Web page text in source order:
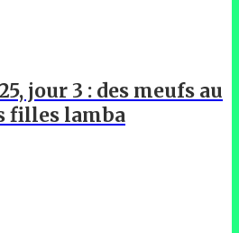
jour 3 : des meufs au
filles lamba